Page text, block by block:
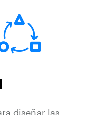
diseñar las